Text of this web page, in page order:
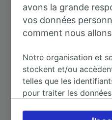
À Fidenza
À Parma
avons la grande
vos données
comment nous
Notre organisation et
stockent et/ou
telles que les
pour traiter les
préférences,